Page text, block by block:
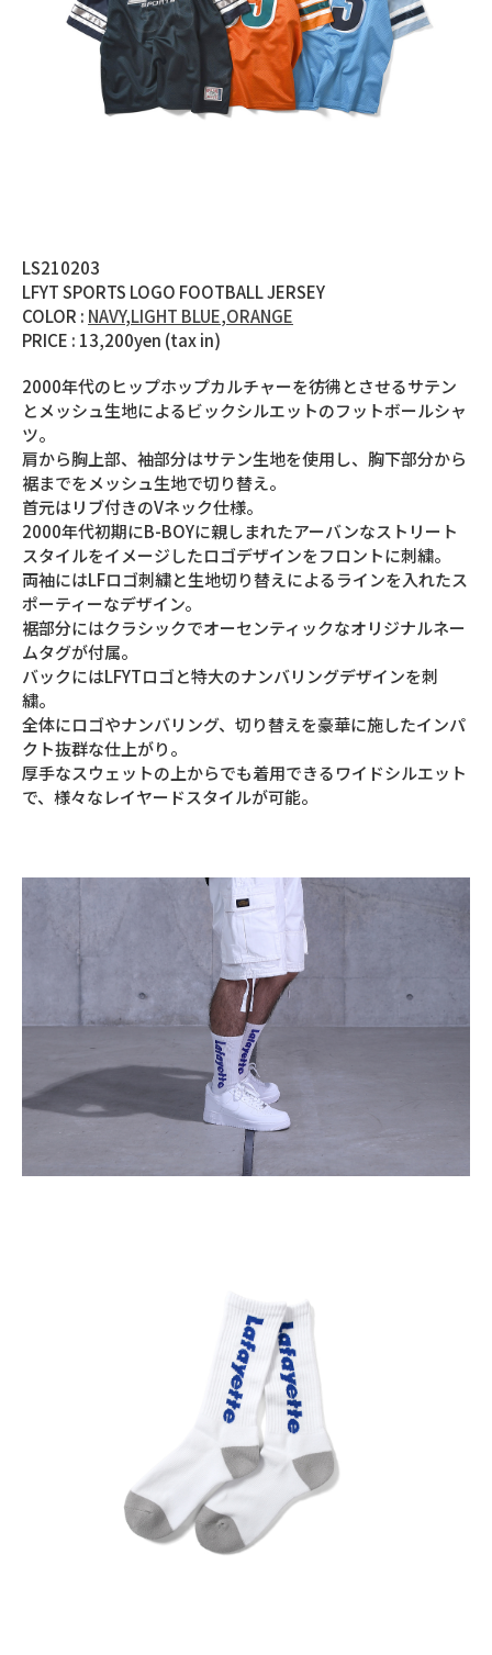
LS210203
LFYT SPORTS LOGO FOOTBALL JERSEY
COLOR : NAVY,LIGHT BLUE,ORANGE
PRICE : 13,200yen (tax in)
2000年代のヒップホップカルチャーを彷彿とさせるサテン
とメッシュ生地によるビックシルエットのフットボールシャ
ツ。
肩から胸上部、袖部分はサテン生地を使用し、胸下部分から
裾までをメッシュ生地で切り替え。
首元はリブ付きのVネック仕様。
2000年代初期にB-BOYに親しまれたアーバンなストリート
スタイルをイメージしたロゴデザインをフロントに刺繍。
両袖にはLFロゴ刺繍と生地切り替えによるラインを入れたス
ポーティーなデザイン。
裾部分にはクラシックでオーセンティックなオリジナルネー
ムタグが付属。
バックにはLFYTロゴと特大のナンバリングデザインを刺
繍。
全体にロゴやナンバリング、切り替えを豪華に施したインパ
クト抜群な仕上がり。
厚手なスウェットの上からでも着用できるワイドシルエット
で、様々なレイヤードスタイルが可能。